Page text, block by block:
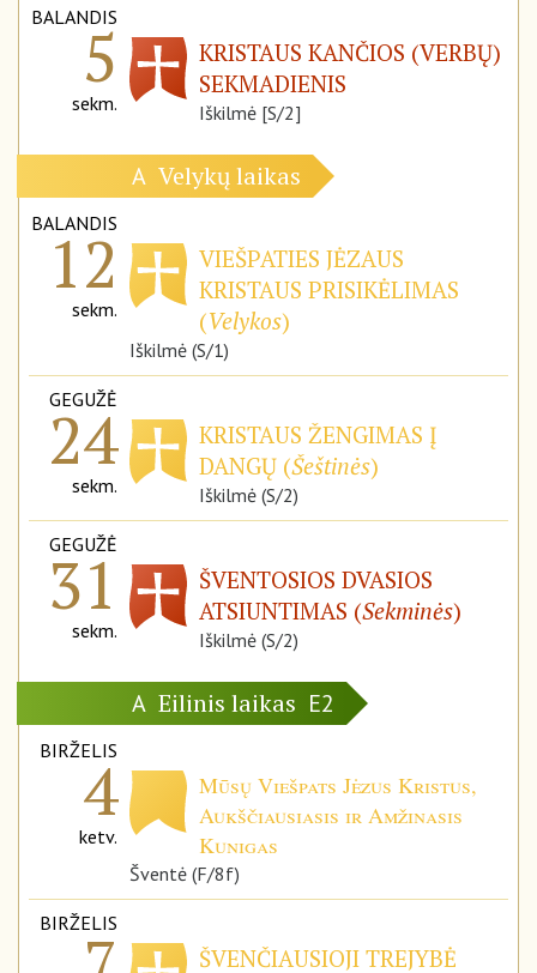
BALANDIS
5
sekm.
KRISTAUS KANČIOS (VERBŲ)
SEKMADIENIS
Iškilmė [S/2]
A Velykų laikas
BALANDIS
12
sekm.
VIEŠPATIES JĖZAUS
KRISTAUS PRISIKĖLIMAS
(Velykos)
Iškilmė (S/1)
GEGUŽĖ
24
sekm.
KRISTAUS ŽENGIMAS Į
DANGŲ (Šeštinės)
Iškilmė (S/2)
GEGUŽĖ
31
sekm.
ŠVENTOSIOS DVASIOS
ATSIUNTIMAS (Sekminės)
Iškilmė (S/2)
A Eilinis laikas E2
BIRŽELIS
4
ketv.
Mūsų Viešpats Jėzus Kristus,
Aukščiausiasis ir Amžinasis
Kunigas
Šventė (F/8f)
BIRŽELIS
ŠVENČIAUSIOJI TREJYBĖ